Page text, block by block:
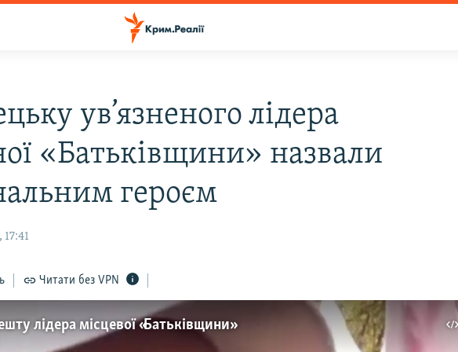
ув’язненого лідера
«Батьківщини» назвали
героєм
Читати без VPN
лідера місцевої «Батьківщини»